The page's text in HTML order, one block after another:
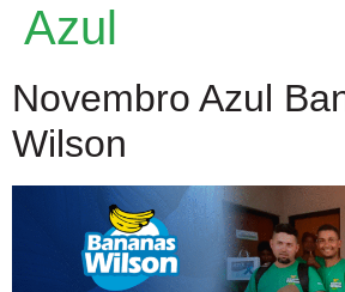
Azul
Novembro Azul
Wilson